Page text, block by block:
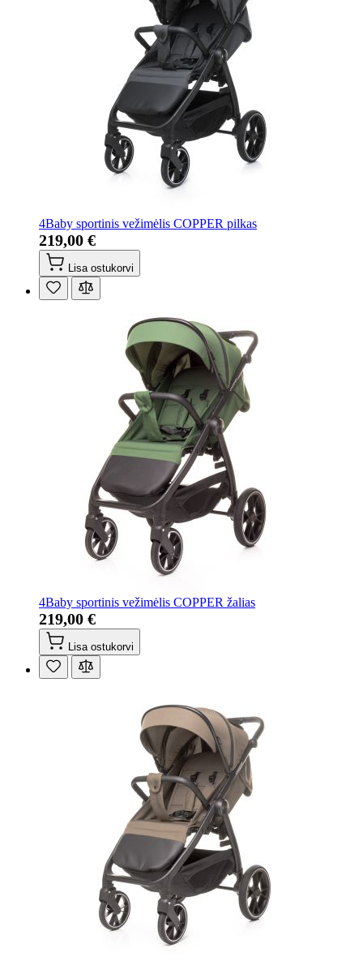
4Baby sportinis vežimėlis COPPER pilkas
219,00 €
Lisa ostukorvi
4Baby sportinis vežimėlis COPPER žalias
219,00 €
Lisa ostukorvi